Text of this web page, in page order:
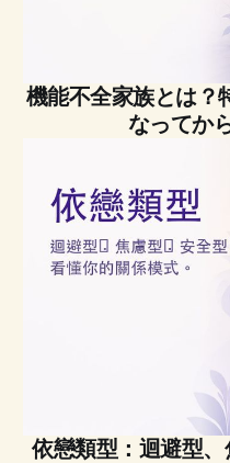
機能不全家族とは？
なってか
依戀類型：迴避型